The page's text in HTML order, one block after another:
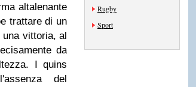
altalenante
trattare di un
vittoria, al
da
I quins
del
Rugby
Sport